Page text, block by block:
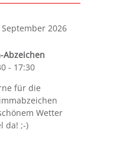
September 2026
Abzeichen
- 17:30
für die
Wetter
da! ;-)